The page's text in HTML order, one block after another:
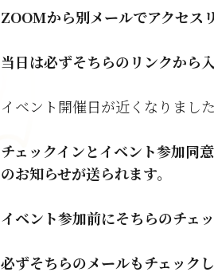
ZOOMから別メールでアクセス
当日は必ずそちらのリンクから
イベント開催日が近くなりました
チェックインとイベント参加同
のお知らせが送られます。
イベント参加前にそちらのチェ
必ずそちらのメールもチェックし